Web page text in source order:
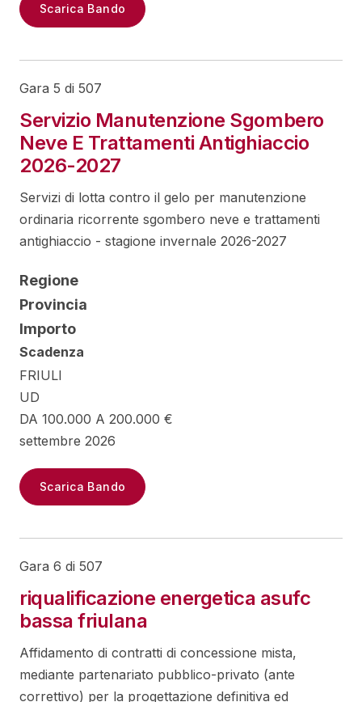
Scarica Bando
Gara 5 di 507
Servizio Manutenzione Sgombero
Neve E Trattamenti Antighiaccio
2026-2027
Servizi di lotta contro il gelo per manutenzione
ordinaria ricorrente sgombero neve e trattamenti
antighiaccio - stagione invernale 2026-2027
Regione
Provincia
Importo
Scadenza
FRIULI
UD
DA 100.000 A 200.000 €
settembre 2026
Scarica Bando
Gara 6 di 507
riqualificazione energetica asufc
bassa friulana
Affidamento di contratti di concessione mista,
mediante partenariato pubblico-privato (ante
correttivo) per la progettazione definitiva ed